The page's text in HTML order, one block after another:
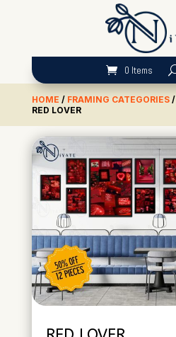
0 Items
HOME / FRAMING CATEGORIES/
RED LOVER